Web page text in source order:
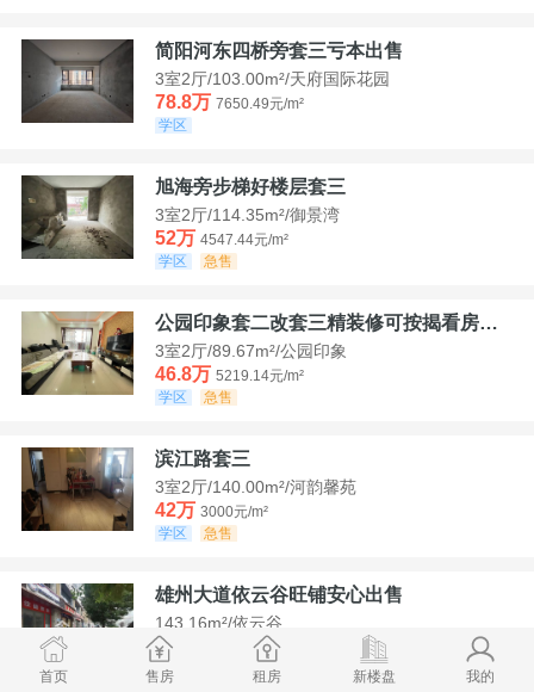
简阳河东四桥旁套三亏本出售
3室2厅/103.00m²/天府国际花园
78.8万 7650.49元/m²
学区
旭海旁步梯好楼层套三
3室2厅/114.35m²/御景湾
52万 4547.44元/m²
学区
急售
公园印象套二改套三精装修可按揭看房方便
3室2厅/89.67m²/公园印象
46.8万 5219.14元/m²
学区
急售
滨江路套三
3室2厅/140.00m²/河韵馨苑
42万 3000元/m²
学区
急售
雄州大道依云谷旺铺安心出售
143.16m²/依云谷
178.8万
12489.52元/m²
学区
首页 售房 租房 新楼盘 我的